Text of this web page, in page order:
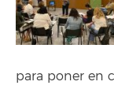
para poner en